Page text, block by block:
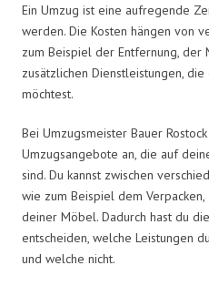
Ein Umzug ist eine aufregende
werden. Die Kosten hängen von
zum Beispiel der Entfernung, der
zusätzlichen Dienstleistungen,
möchtest.
Bei Umzugsmeister Bauer
Umzugsangebote an, die auf
sind. Du kannst zwischen
wie zum Beispiel dem
deiner Möbel. Dadurch hast du
entscheiden, welche Leistungen
und welche nicht.